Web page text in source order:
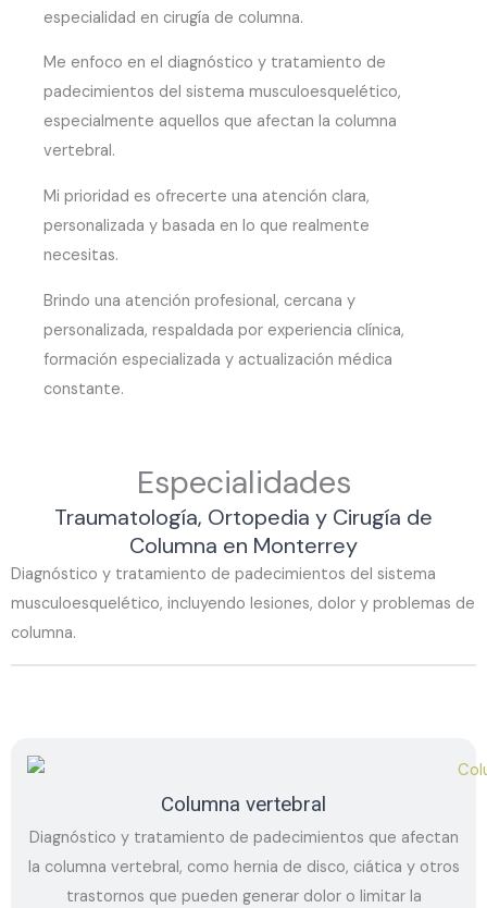
especialidad en cirugía de columna.
Me enfoco en el diagnóstico y tratamiento de
padecimientos del sistema musculoesquelético,
especialmente aquellos que afectan la columna
vertebral.
Mi prioridad es ofrecerte una atención clara,
personalizada y basada en lo que realmente
necesitas.
Brindo una atención profesional, cercana y
personalizada, respaldada por experiencia clínica,
formación especializada y actualización médica
constante.
Especialidades
Traumatología, Ortopedia y Cirugía de
Columna en Monterrey
Diagnóstico y tratamiento de padecimientos del sistema
musculoesquelético, incluyendo lesiones, dolor y problemas de
columna.
Columna vertebral
Diagnóstico y tratamiento de padecimientos que afectan
la columna vertebral, como hernia de disco, ciática y otros
trastornos que pueden generar dolor o limitar la